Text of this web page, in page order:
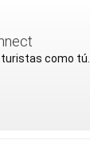
como tú...